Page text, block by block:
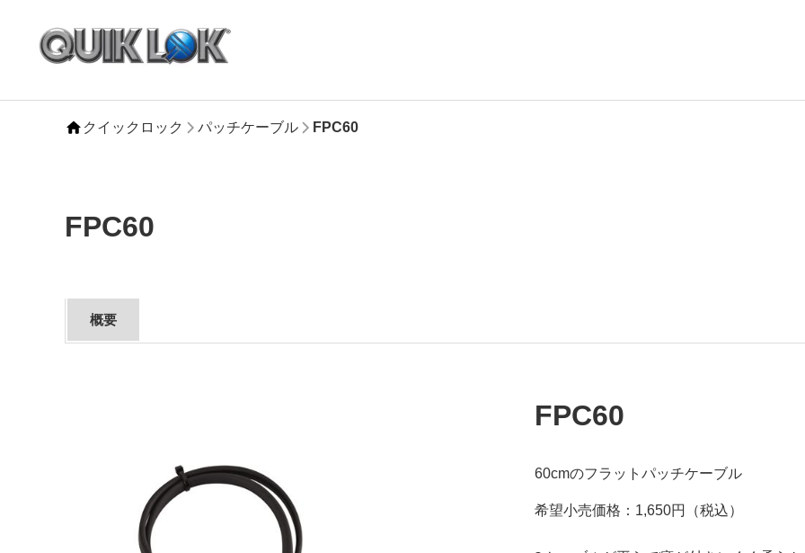
クイックロック パッチケーブル FPC60
FPC60
概要
FPC60
60cmのフラットパッチケーブル
希望小売価格：1,650円（税込）